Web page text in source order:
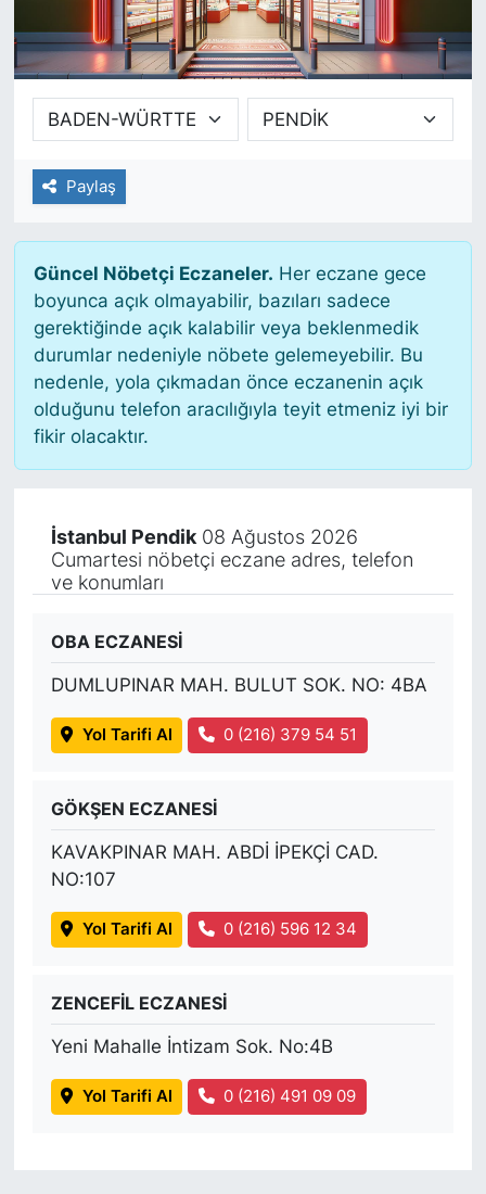
Paylaş
Güncel Nöbetçi Eczaneler. Her eczane gece
boyunca açık olmayabilir, bazıları sadece
gerektiğinde açık kalabilir veya beklenmedik
durumlar nedeniyle nöbete gelemeyebilir. Bu
nedenle, yola çıkmadan önce eczanenin açık
olduğunu telefon aracılığıyla teyit etmeniz iyi bir
fikir olacaktır.
İstanbul Pendik08 Ağustos 2026
Cumartesi nöbetçi eczane adres, telefon
ve konumları
OBA ECZANESİ
DUMLUPINAR MAH. BULUT SOK. NO: 4BA
Yol Tarifi Al 0 (216) 379 54 51
GÖKŞEN ECZANESİ
KAVAKPINAR MAH. ABDİ İPEKÇİ CAD.
NO:107
Yol Tarifi Al 0 (216) 596 12 34
ZENCEFİL ECZANESİ
Yeni Mahalle İntizam Sok. No:4B
Yol Tarifi Al 0 (216) 491 09 09
SİYASET
SAĞLIK